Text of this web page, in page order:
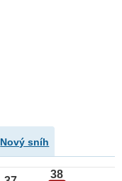
Nový sníh
38